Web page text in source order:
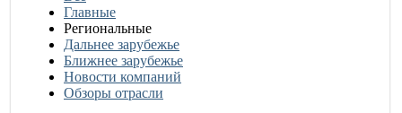
Главные
Региональные
Дальнее зарубежье
Ближнее зарубежье
Новости компаний
Обзоры отрасли